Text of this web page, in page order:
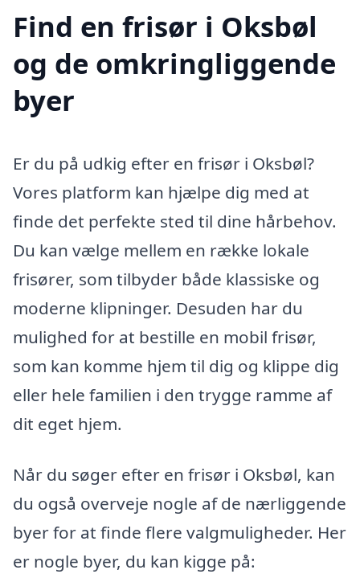
Find en frisør i Oksbøl
og de omkringliggende
byer
Er du på udkig efter en frisør i Oksbøl?
Vores platform kan hjælpe dig med at
finde det perfekte sted til dine hårbehov.
Du kan vælge mellem en række lokale
frisører, som tilbyder både klassiske og
moderne klipninger. Desuden har du
mulighed for at bestille en mobil frisør,
som kan komme hjem til dig og klippe dig
eller hele familien i den trygge ramme af
dit eget hjem.
Når du søger efter en frisør i Oksbøl, kan
du også overveje nogle af de nærliggende
byer for at finde flere valgmuligheder. Her
er nogle byer, du kan kigge på: